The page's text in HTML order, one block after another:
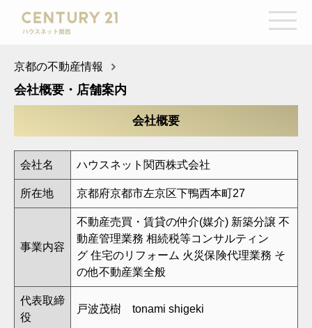
京都の不動産情報
会社概要・店舗案内
会社概要
会社名 ハウスネット関西株式会社
所在地 京都府京都市左京区下鴨西本町27
事業内容
不動産売買・賃貸の仲介(媒介) 新築分譲 不
動産管理業務 相続税等コンサルティン
グ 住宅のリフォーム 火災保険代理業務 そ
の他不動産業全般
代表取締
役
戸波茂樹 tonami shigeki